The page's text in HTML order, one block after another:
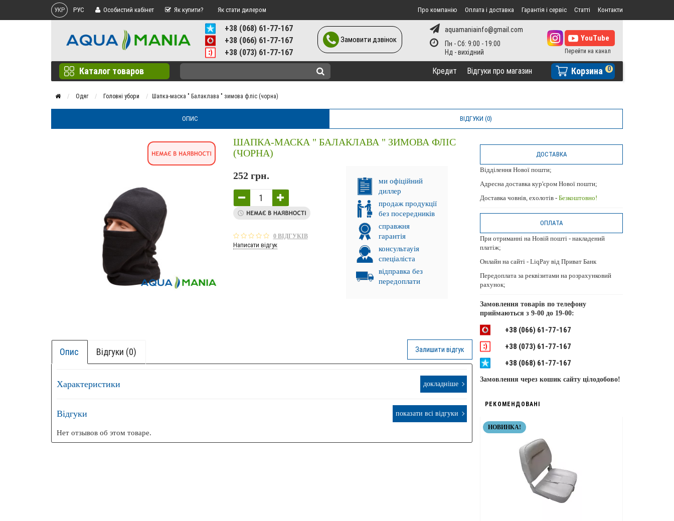
УКР РУС Особистий кабінет Як купити? Як стати дилером Про компанію Оплата і доставка Гарантія і сервіс Статті Контакти
+38 (068) 61-77-167
+38 (066) 61-77-167
+38 (073) 61-77-167
Замовити дзвінок
aquamaniainfo@gmail.com
Пн - Сб: 9:00 - 19:00
Корзина 0
Кредит Відгуки про магазин
Каталог товаров
Одяг Головні убори Шапка-маска " Балаклава " зимова фліс (чорна)
ОПИС ВІДГУКИ (0)
ШАПКА-МАСКА " БАЛАКЛАВА " ЗИМОВА ФЛІС
(ЧОРНА)
252 грн.
0 ВІДГУКІВ
Написати відгук
ми офіційний
диллер
продаж продукції
без посередників
справжня
гарантія
консультауія
спеціаліста
відправка без
передоплати
Залишити відгук
Опис Відгуки (0)
Характеристики докладніше
Відгуки показати всі відгуки
Нет отзывов об этом товаре.
ДОСТАВКА
Відділення Нової пошти;
Адресна доставка кур'єром Нової пошти;
Доставка човнів, ехолотів - Безкоштовно!
ОПЛАТА
При отриманні на Новій пошті - накладений
платіж;
Онлайн на сайті - LiqPay від Приват Банк
Передоплата за реквізитами на розрахунковий
рахунок;
Замовлення товарів по телефону
приймаються з 9-00 до 19-00:
+38 (066) 61-77-167
+38 (073) 61-77-167
+38 (068) 61-77-167
Замовлення через кошик сайту цілодобово!
РЕКОМЕНДОВАНІ
НОВИНКА!
НОВИНКА!